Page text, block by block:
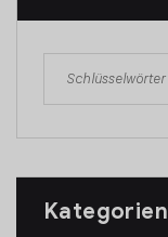
Kategorien